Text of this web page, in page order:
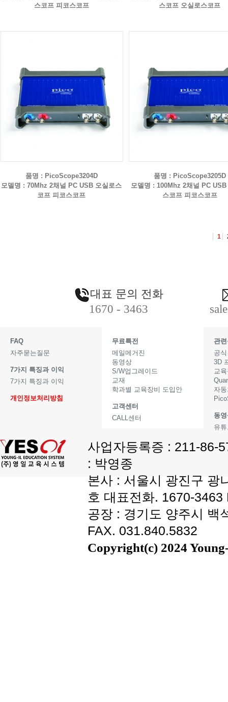
스코프 피코스코프
스코프 오실로스코프
품명 : PicoScope3204D
모델명 : 70Mhz 2채널 PC USB 오실로스
코프 피코스코프
품명 : PicoScope3205D
모델명 : 100Mhz 2채널 PC
스코프 피코스코프
1
대표 문의 전화
1670 - 3463
FAQ
자주묻는질문
7가지 특징과 이익
7가지 특징과 이익
개인정보처리방침
무료특전
메일메거진
동영상
S/W업그레이드
교재
학과별 교육장비 도입안
고객센터
CALL센터
관
공
3D
교
자
동
유
사업자등록증 : 211-86-
: 박영종
본사 : 서울시 광진구 광
호 대표전화. 1670-
공장 : 경기도 양주시 백
FAX. 031.840.5832
Copyright(c) 2024